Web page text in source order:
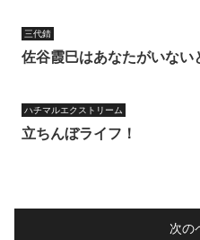
三代錆
佐谷霞巳はあなたがいない
ハチマルエクストリーム
立ちんぼライフ！
次の